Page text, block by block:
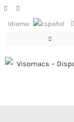
SaltarFacebook
Idioma: